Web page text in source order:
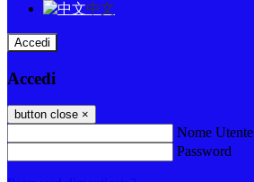
中文
Accedi
Accedi
button close ×
Nome Utente
Password